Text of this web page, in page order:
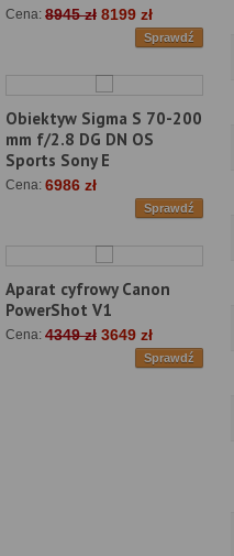
Cena: 8945 zł 8199 zł
Sprawdź
Obiektyw Sigma S 70-200
mm f/2.8 DG DN OS
Sports Sony E
Cena: 6986 zł
Sprawdź
Aparat cyfrowy Canon
PowerShot V1
Cena: 4349 zł 3649 zł
Sprawdź